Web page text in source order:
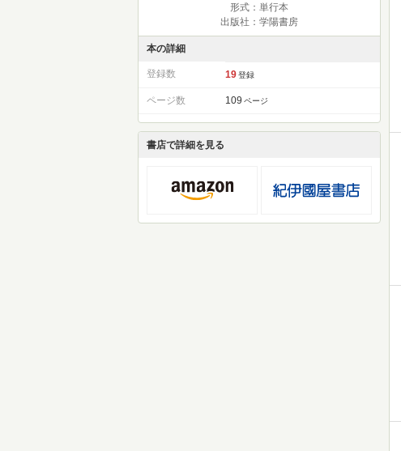
形式：単行本
出版社：学陽書房
本の詳細
登録数 19 登録
ページ数 109 ページ
書店で詳細を見る